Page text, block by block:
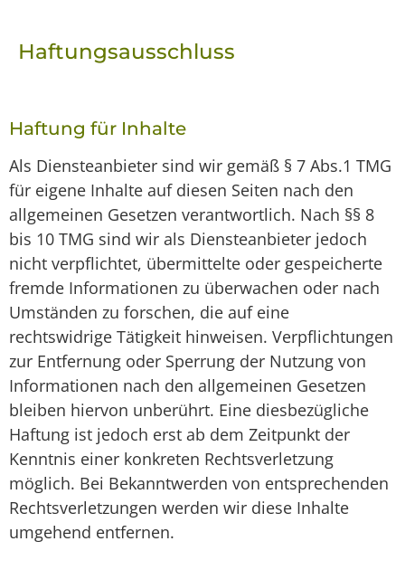
Haftungsausschluss
Haftung für Inhalte
Als Diensteanbieter sind wir gemäß § 7 Abs.1 TMG
für eigene Inhalte auf diesen Seiten nach den
allgemeinen Gesetzen verantwortlich. Nach §§ 8
bis 10 TMG sind wir als Diensteanbieter jedoch
nicht verpflichtet, übermittelte oder gespeicherte
fremde Informationen zu überwachen oder nach
Umständen zu forschen, die auf eine
rechtswidrige Tätigkeit hinweisen. Verpflichtungen
zur Entfernung oder Sperrung der Nutzung von
Informationen nach den allgemeinen Gesetzen
bleiben hiervon unberührt. Eine diesbezügliche
Haftung ist jedoch erst ab dem Zeitpunkt der
Kenntnis einer konkreten Rechtsverletzung
möglich. Bei Bekanntwerden von entsprechenden
Rechtsverletzungen werden wir diese Inhalte
umgehend entfernen.